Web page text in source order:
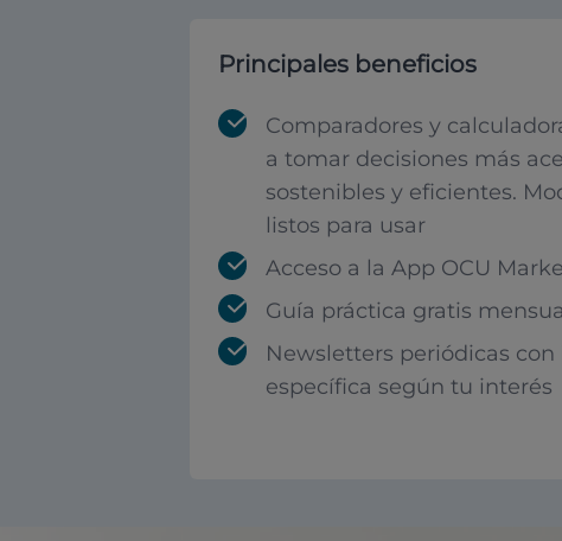
Principales beneficios
Comparadores y
a tomar decisiones más
sostenibles y eficientes.
listos para usar
Acceso a la App OCU
Guía práctica gratis
Newsletters periódicas
específica según tu interés